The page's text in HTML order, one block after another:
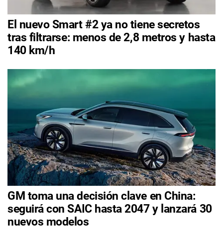
El nuevo Smart #2 ya no tiene secretos
tras filtrarse: menos de 2,8 metros y hasta
140 km/h
GM toma una decisión clave en China:
seguirá con SAIC hasta 2047 y lanzará 30
nuevos modelos